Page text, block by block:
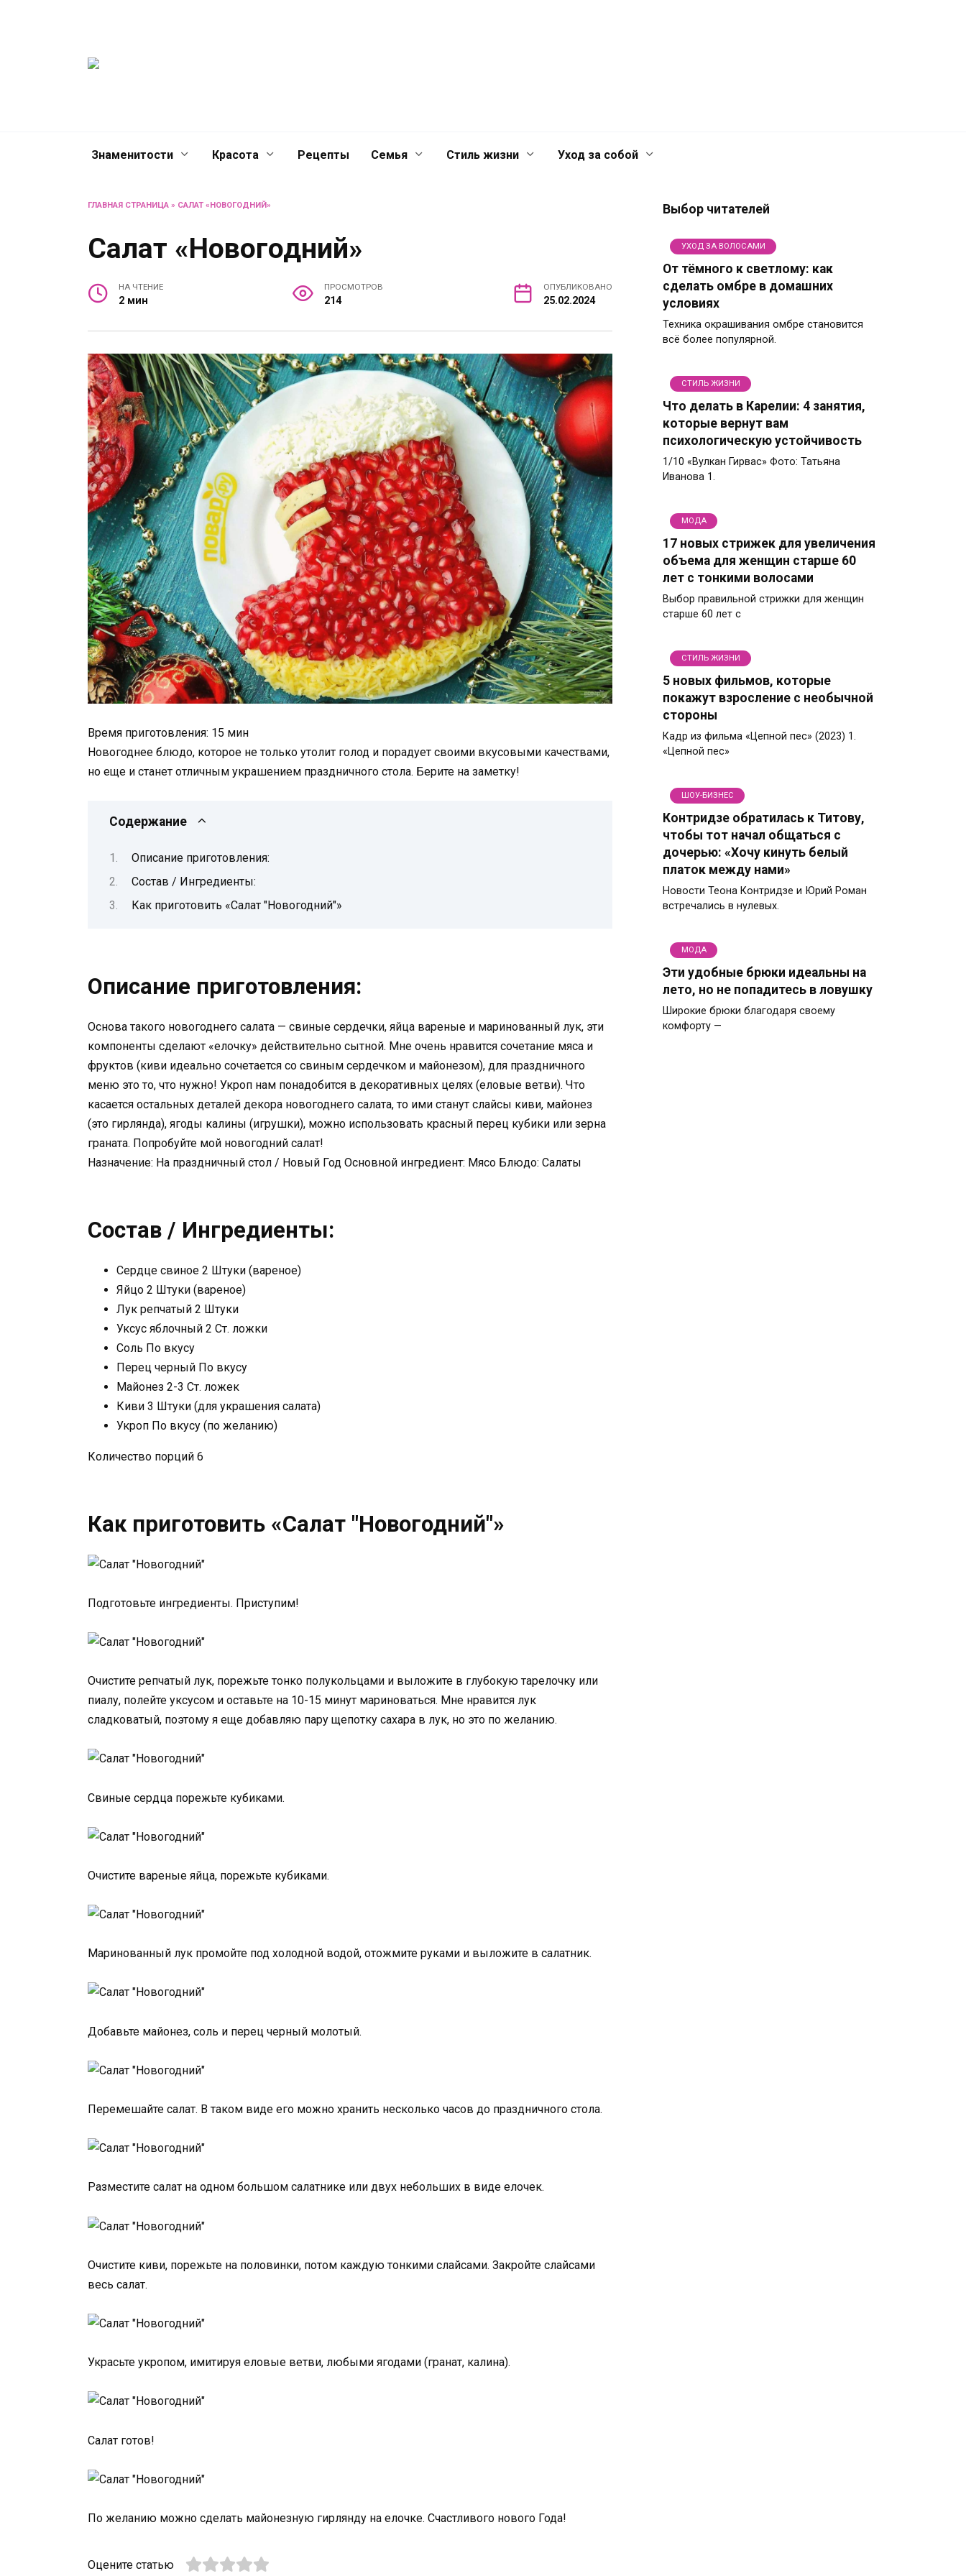
Знаменитости Красота Рецепты Семья Стиль жизни Уход за собой
ГЛАВНАЯ СТРАНИЦА » САЛАТ «НОВОГОДНИЙ»
Салат «Новогодний»
НА ЧТЕНИЕ
2 мин
ПРОСМОТРОВ
214
ОПУБЛИКОВАНО
25.02.2024
Время приготовления: 15 мин
Новогоднее блюдо, которое не только утолит голод и порадует своими вкусовыми качествами,
но еще и станет отличным украшением праздничного стола. Берите на заметку!
Содержание
Описание приготовления:
Состав / Ингредиенты:
Как приготовить «Салат "Новогодний"»
Описание приготовления:
Основа такого новогоднего салата — свиные сердечки, яйца вареные и маринованный лук, эти
компоненты сделают «елочку» действительно сытной. Мне очень нравится сочетание мяса и
фруктов (киви идеально сочетается со свиным сердечком и майонезом), для праздничного
меню это то, что нужно! Укроп нам понадобится в декоративных целях (еловые ветви). Что
касается остальных деталей декора новогоднего салата, то ими станут слайсы киви, майонез
(это гирлянда), ягоды калины (игрушки), можно использовать красный перец кубики или зерна
граната. Попробуйте мой новогодний салат!
Назначение: На праздничный стол / Новый Год Основной ингредиент: Мясо Блюдо: Салаты
Состав / Ингредиенты:
Сердце свиное 2 Штуки (вареное)
Яйцо 2 Штуки (вареное)
Лук репчатый 2 Штуки
Уксус яблочный 2 Ст. ложки
Соль По вкусу
Перец черный По вкусу
Майонез 2-3 Ст. ложек
Киви 3 Штуки (для украшения салата)
Укроп По вкусу (по желанию)
Количество порций 6
Как приготовить «Салат "Новогодний"»
Подготовьте ингредиенты. Приступим!
Очистите репчатый лук, порежьте тонко полукольцами и выложите в глубокую тарелочку или
пиалу, полейте уксусом и оставьте на 10-15 минут мариноваться. Мне нравится лук
сладковатый, поэтому я еще добавляю пару щепотку сахара в лук, но это по желанию.
Свиные сердца порежьте кубиками.
Очистите вареные яйца, порежьте кубиками.
Маринованный лук промойте под холодной водой, отожмите руками и выложите в салатник.
Добавьте майонез, соль и перец черный молотый.
Перемешайте салат. В таком виде его можно хранить несколько часов до праздничного стола.
Разместите салат на одном большом салатнике или двух небольших в виде елочек.
Очистите киви, порежьте на половинки, потом каждую тонкими слайсами. Закройте слайсами
весь салат.
Украсьте укропом, имитируя еловые ветви, любыми ягодами (гранат, калина).
Салат готов!
По желанию можно сделать майонезную гирлянду на елочке. Счастливого нового Года!
Оцените статью
Выбор читателей
УХОД ЗА ВОЛОСАМИ
От тёмного к светлому: как
сделать омбре в домашних
условиях
Техника окрашивания омбре становится
всё более популярной.
СТИЛЬ ЖИЗНИ
Что делать в Карелии: 4 занятия,
которые вернут вам
психологическую устойчивость
1/10 «Вулкан Гирвас» Фото: Татьяна
Иванова 1.
МОДА
17 новых стрижек для увеличения
объема для женщин старше 60
лет с тонкими волосами
Выбор правильной стрижки для женщин
старше 60 лет с
СТИЛЬ ЖИЗНИ
5 новых фильмов, которые
покажут взросление с необычной
стороны
Кадр из фильма «Цепной пес» (2023) 1.
«Цепной пес»
ШОУ-БИЗНЕС
Контридзе обратилась к Титову,
чтобы тот начал общаться с
дочерью: «Хочу кинуть белый
платок между нами»
Новости Теона Контридзе и Юрий Роман
встречались в нулевых.
МОДА
Эти удобные брюки идеальны на
лето, но не попадитесь в ловушку
Широкие брюки благодаря своему
комфорту —